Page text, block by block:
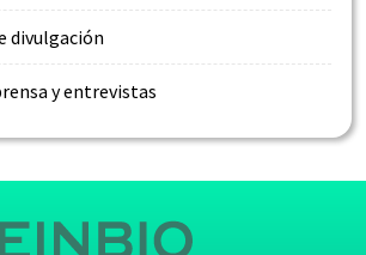
divulgación
y entrevistas